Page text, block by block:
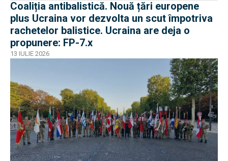
Coaliția antibalistică. Nouă țări europene
plus Ucraina vor dezvolta un scut împotriva
rachetelor balistice. Ucraina are deja o
propunere: FP-7.x
13 IULIE 2026